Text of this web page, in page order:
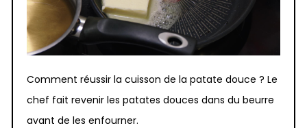
Comment réussir la cuisson de la patate douce ? Le
chef fait revenir les patates douces dans du beurre
avant de les enfourner.